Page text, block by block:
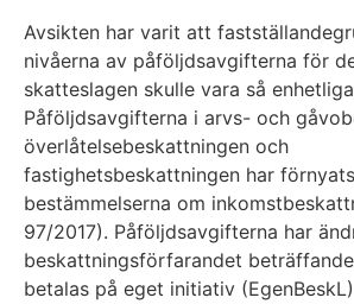
Avsikten har varit att
nivåerna av påföljdsavgifterna för
skatteslagen skulle vara så
Påföljdsavgifterna i arvs- och
överlåtelsebeskattningen och
fastighetsbeskattningen har
bestämmelserna om
97/2017). Påföljdsavgifterna har
beskattningsförfarandet
betalas på eget initiativ